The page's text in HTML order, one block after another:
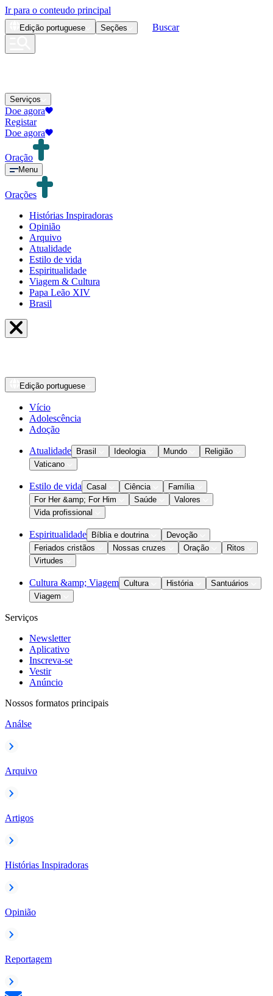
Ir para o conteudo principal
Edição portuguese Seções Buscar
Serviços
Doe agora
Registar
Doe agora
Oração
Menu
Orações
Histórias Inspiradoras
Opinião
Arquivo
Atualidade
Estilo de vida
Espiritualidade
Viagem & Cultura
Papa Leão XIV
Brasil
Edição portuguese
Vício
Adolescência
Adoção
Atualidade Brasil Ideologia Mundo
Religião
Vaticano
Estilo de vida Casal Ciência
Família
For Her &amp; For Him
Saúde
Valores
Vida profissional
Espiritualidade Bíblia e doutrina
Devoção
Feriados cristãos
Nossas cruzes Oração
Ritos
Virtudes
Cultura &amp; Viagem Cultura História
Santuários
Viagem
Serviços
Newsletter
Aplicativo
Inscreva-se
Vestir
Anúncio
Nossos formatos principais
Análse
Arquivo
Artigos
Histórias Inspiradoras
Opinião
Reportagem